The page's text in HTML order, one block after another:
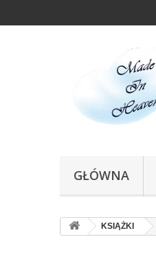
GŁÓWNA
KSIĄŻKI